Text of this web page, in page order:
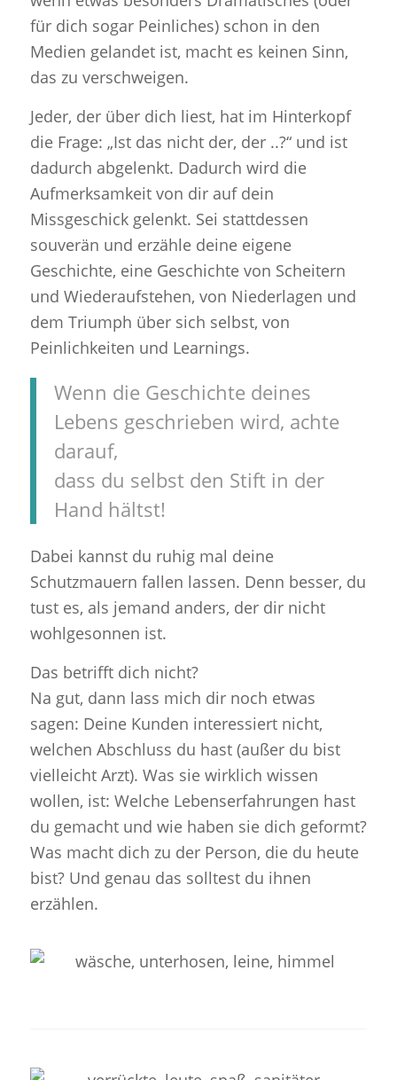
für dich sogar Peinliches) schon in den
Medien gelandet ist, macht es keinen Sinn,
das zu verschweigen.
Jeder, der über dich liest, hat im Hinterkopf
die Frage: „Ist das nicht der, der ..?“ und ist
dadurch abgelenkt. Dadurch wird die
Aufmerksamkeit von dir auf dein
Missgeschick gelenkt. Sei stattdessen
souverän und erzähle deine eigene
Geschichte, eine Geschichte von Scheitern
und Wiederaufstehen, von Niederlagen und
dem Triumph über sich selbst, von
Peinlichkeiten und Learnings.
Wenn die Geschichte deines
Lebens geschrieben wird, achte
darauf,
dass du selbst den Stift in der
Hand hältst!
Dabei kannst du ruhig mal deine
Schutzmauern fallen lassen. Denn besser, du
tust es, als jemand anders, der dir nicht
wohlgesonnen ist.
Das betrifft dich nicht?
Na gut, dann lass mich dir noch etwas
sagen: Deine Kunden interessiert nicht,
welchen Abschluss du hast (außer du bist
vielleicht Arzt). Was sie wirklich wissen
wollen, ist: Welche Lebenserfahrungen hast
du gemacht und wie haben sie dich geformt?
Was macht dich zu der Person, die du heute
bist? Und genau das solltest du ihnen
erzählen.